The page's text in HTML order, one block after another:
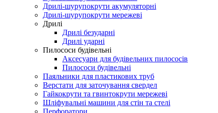
Дрилі-шурупокрути акумуляторні
Дрилі-шурупокрути мережеві
Дрилі
Дрилі безударні
Дрилі ударні
Пилососи будівельні
Аксесуари для будівельних пилососів
Пилососи будівельні
Паяльники для пластикових труб
Верстати для заточування свердел
Гайкокрути та гвинтокрути мережеві
Шлiфувальнi машини для стiн та стелi
Перфоратори